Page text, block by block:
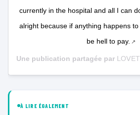
currently in the hospital and all I can
alright because if anything happens
be hell to pay.
Une publication partagée par
À LIRE ÉGALEMENT